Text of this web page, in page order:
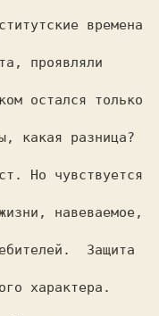
времена
проявляли
остался только
какая разница?
Но чувствуется
навеваемое,
Защита
характера.